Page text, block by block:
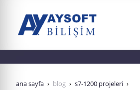
ana sayfa blog
s7-1200 projeleri